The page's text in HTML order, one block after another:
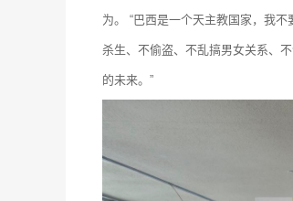
为。 “巴西是一个天主教国家，我
杀生、不偷盗、不乱搞男女关系、
的未来。”